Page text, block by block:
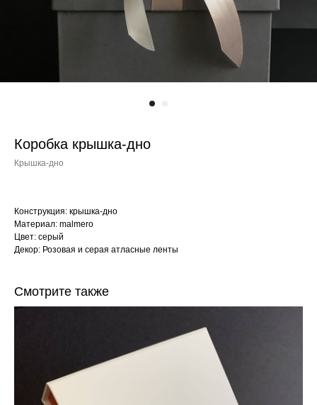
Коробка крышка-дно
Крышка-дно
Конструкция: крышка-дно
Материал: malmero
Цвет: серый
Декор: Розовая и серая атласные ленты
Смотрите также